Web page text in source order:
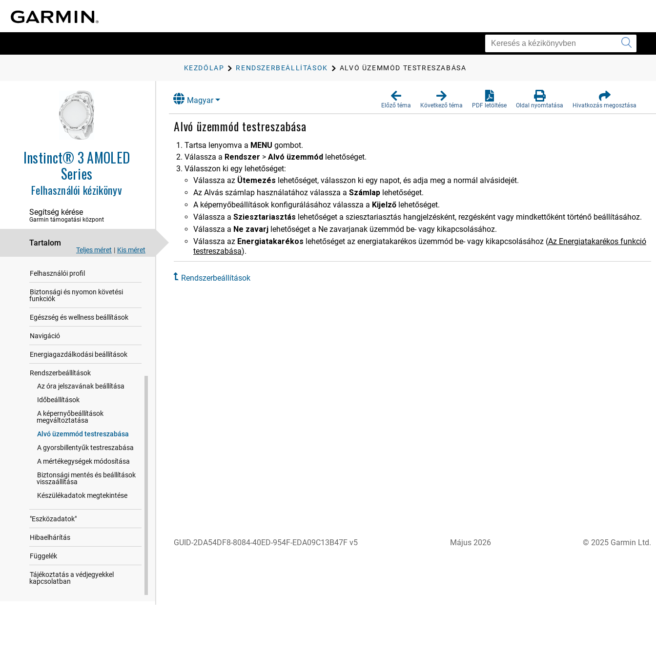
KEZDŐLAP RENDSZERBEÁLLÍTÁSOK ALVÓ ÜZEMMÓD TESTRESZABÁSA
Instinct® 3 AMOLED
Series
Felhasználói kézikönyv
Segítség kérése
Garmin támogatási központ
Tartalom
Teljes méret | Kis méret
Bevezetés
Tevékenységek és alkalmazások
naplók
Értesítések és riasztások beállításai
Érzékelők és tartozékok
Telefoncsatlakoztatási funkciók
Felhasz​nálói profil
Biztonsági és nyomon követési
funkciók
Egészség és wellness beállítások
Navigáció
Energiagazdálkodási beállítások
Rendszerbeállítások
Az óra jelszavának beállítása
Időbeállítások
A képernyőbeállítások
megváltoztatása
Alvó üzemmód testreszabása
A gyorsbillentyűk testreszabása
A mértékegységek módosítása
Biztonsági mentés és beállítások
visszaállítása
Készülékadatok megtekintése
"Eszközadatok"
Hibaelhárítás
Függelék
Tájékoztatás a védjegyekkel
kapcsolatban
Magyar
Előző téma Következő téma PDF letöltése Oldal nyomtatása Hivatkozás megosztása
Alvó üzemmód testreszabása
Tartsa lenyomva a MENU gombot.
Válassza a Rend​szer > Alvó üzemmód lehetőséget.
Válasszon ki egy lehetőséget:
Válassza az Ütemezés lehetőséget, válasszon ki egy napot, és adja meg a normál alvásidejét.
Az Alvás számlap használatához válassza a Számlap lehetőséget.
A képernyőbeállítások konfigurálásához válassza a Kijelző lehetőséget.
Válassza a Sziesztariasztás lehetőséget a sziesztariasztás hangjelzésként, rezgésként vagy mindkettőként történő beállításához.
Válassza a Ne zavarj lehetőséget a Ne zavarjanak üzemmód be- vagy kikapcsolásához.
Válassza az Energia​takarékos lehetőséget az energiatakarékos üzemmód be- vagy kikapcsolásához (Az Energiatakarékos funkció
testreszabása).
Rendszerbeállítások
GUID-2DA54DF8-8084-40ED-954F-EDA09C13B47F v5 Május 2026 © 2025 Garmin Ltd.